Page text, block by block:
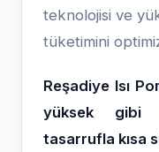
teknolojisi ve
tüketimini
Reşadiye Isı
yüksek gibi
tasarrufla kısa